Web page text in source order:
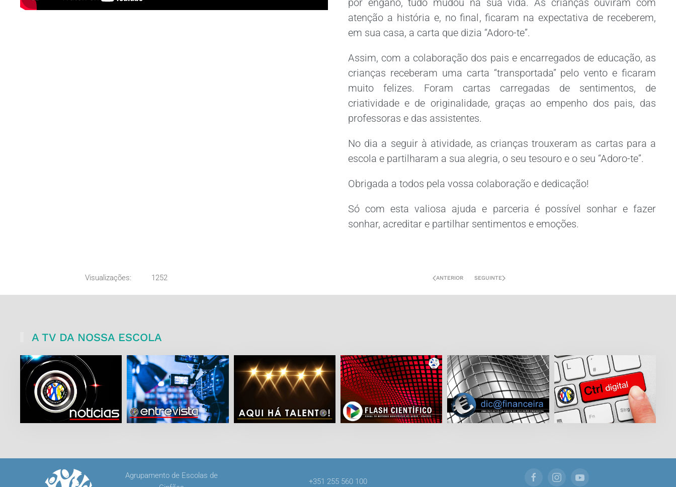
atenção a história e, no final, ficaram na expectativa de receberem,
em sua casa, a carta que dizia “Adoro-te”.
Assim, com a colaboração dos pais e encarregados de educação, as
crianças receberam uma carta “transportada” pelo vento e ficaram
muito felizes. Foram cartas carregadas de sentimentos, de
criatividade e de originalidade, graças ao empenho dos pais, das
professoras e das assistentes.
No dia a seguir à atividade, as crianças trouxeram as cartas para a
escola e partilharam a sua alegria, o seu tesouro e o seu “Adoro-te”.
Obrigada a todos pela vossa colaboração e dedicação!
Só com esta valiosa ajuda e parceria é possível sonhar e fazer
sonhar, acreditar e partilhar sentimentos e emoções.
Visualizações: 1252 ANTERIOR SEGUINTE
A TV DA NOSSA ESCOLA
Agrupamento de Escolas de
+351 255 560 100